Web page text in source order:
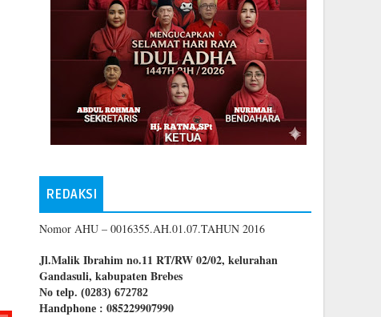
REDAKSI
Nomor AHU – 0016355.AH.01.07.TAHUN 2016
Jl.Malik Ibrahim no.11 RT/RW 02/02, kelurahan
Gandasuli, kabupaten Brebes
No telp. (0283) 672782
Handphone : 085229907990